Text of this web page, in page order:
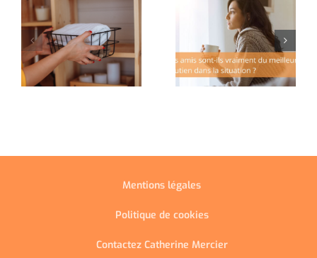
Mentions légales
Politique de cookies
Contactez Catherine Mercier